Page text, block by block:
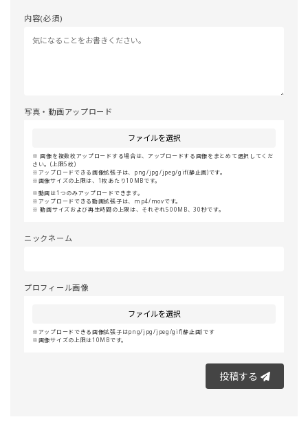
内容(必須)
写真・動画アップロード
ファイルを選択
画像を複数枚アップロードする場合は、アップロードする画像をまとめて選択してくだ
さい。(上限5枚)
アップロードできる画像拡張子は、png/jpg/jpeg/gif(静止画)です。
画像サイズの上限は、1枚あたり10MBです。
動画は1つのみアップロードできます。
アップロードできる動画拡張子は、mp4/movです。
動画サイズおよび再生時間の上限は、それぞれ500MB、30秒です。
ニックネーム
プロフィール画像
ファイルを選択
アップロードできる画像拡張子はpng/jpg/jpeg/gif(静止画)です
画像サイズの上限は10MBです。
投稿する